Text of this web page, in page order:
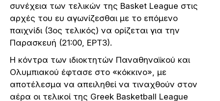
συνέχεια των τελικών της Basket League στις
αρχές του ευ αγωνίζεσθαι με το επόμενο
παιχνίδι (3ος τελικός) να ορίζεται για την
Παρασκευή (21:00, ΕΡΤ3).
Η κόντρα των ιδιοκτητών Παναθηναϊκού και
Ολυμπιακού έφτασε στο «κόκκινο», με
αποτέλεσμα να απειληθεί να τιναχθούν στον
αέρα οι τελικοί της Greek Basketball League